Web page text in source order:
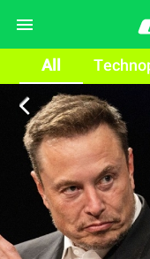
All
arrow_back_ios